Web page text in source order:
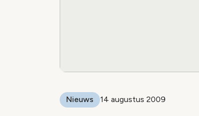
Nieuws 14 augustus 2009